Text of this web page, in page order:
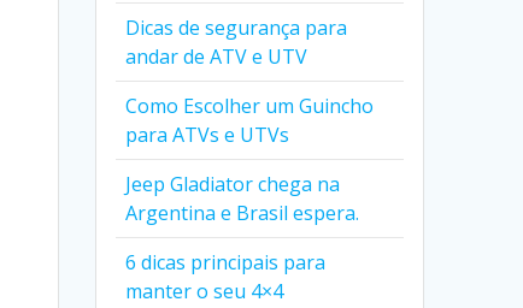
Dicas de segurança para
andar de ATV e UTV
Como Escolher um Guincho
para ATVs e UTVs
Jeep Gladiator chega na
Argentina e Brasil espera.
6 dicas principais para
manter o seu 4×4